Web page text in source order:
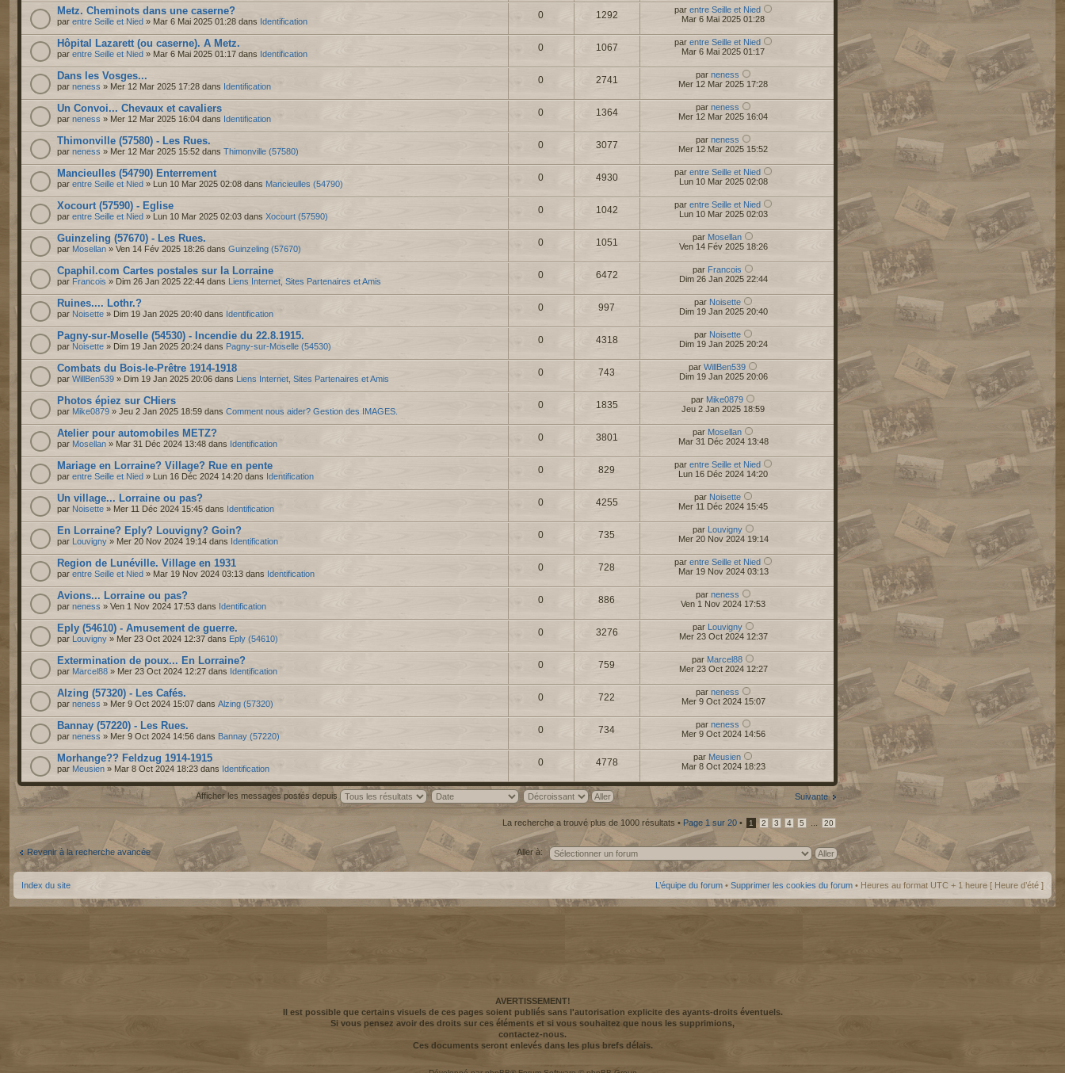
Metz. Cheminots dans une caserne?
par entre Seille et Nied » Mar 6 Mai 2025 01:28 dans Identification
0 1292 par entre Seille et Nied
Mar 6 Mai 2025 01:28
Hôpital Lazarett (ou caserne). A Metz.
par entre Seille et Nied » Mar 6 Mai 2025 01:17 dans Identification
0 1067 par entre Seille et Nied
Mar 6 Mai 2025 01:17
Dans les Vosges...
par neness » Mer 12 Mar 2025 17:28 dans Identification
0 2741 par neness
Mer 12 Mar 2025 17:28
Un Convoi... Chevaux et cavaliers
par neness » Mer 12 Mar 2025 16:04 dans Identification
0 1364 par neness
Mer 12 Mar 2025 16:04
Thimonville (57580) - Les Rues.
par neness » Mer 12 Mar 2025 15:52 dans Thimonville (57580)
0 3077 par neness
Mer 12 Mar 2025 15:52
Mancieulles (54790) Enterrement
par entre Seille et Nied » Lun 10 Mar 2025 02:08 dans Mancieulles (54790)
0 4930 par entre Seille et Nied
Lun 10 Mar 2025 02:08
Xocourt (57590) - Eglise
par entre Seille et Nied » Lun 10 Mar 2025 02:03 dans Xocourt (57590)
0 1042 par entre Seille et Nied
Lun 10 Mar 2025 02:03
Guinzeling (57670) - Les Rues.
par Mosellan » Ven 14 Fév 2025 18:26 dans Guinzeling (57670)
0 1051 par Mosellan
Ven 14 Fév 2025 18:26
Cpaphil.com Cartes postales sur la Lorraine
par Francois » Dim 26 Jan 2025 22:44 dans Liens Internet, Sites Partenaires et Amis
0 6472 par Francois
Dim 26 Jan 2025 22:44
Ruines.... Lothr.?
par Noisette » Dim 19 Jan 2025 20:40 dans Identification
0 997 par Noisette
Dim 19 Jan 2025 20:40
Pagny-sur-Moselle (54530) - Incendie du 22.8.1915.
par Noisette » Dim 19 Jan 2025 20:24 dans Pagny-sur-Moselle (54530)
0 4318 par Noisette
Dim 19 Jan 2025 20:24
Combats du Bois-le-Prêtre 1914-1918
par WillBen539 » Dim 19 Jan 2025 20:06 dans Liens Internet, Sites Partenaires et Amis
0 743 parWillBen539
Dim 19 Jan 2025 20:06
Photos épiez sur CHiers
par Mike0879 » Jeu 2 Jan 2025 18:59 dans Comment nous aider? Gestion des IMAGES.
0 1835 par Mike0879
Jeu 2 Jan 2025 18:59
Atelier pour automobiles METZ?
par Mosellan » Mar 31 Déc 2024 13:48 dans Identification
0 3801 par Mosellan
Mar 31 Déc 2024 13:48
Mariage en Lorraine? Village? Rue en pente
par entre Seille et Nied » Lun 16 Déc 2024 14:20 dans Identification
0 829 par entre Seille et Nied
Lun 16 Déc 2024 14:20
Un village... Lorraine ou pas?
par Noisette » Mer 11 Déc 2024 15:45 dans Identification
0 4255 par Noisette
Mer 11 Déc 2024 15:45
En Lorraine? Eply? Louvigny? Goin?
par Louvigny » Mer 20 Nov 2024 19:14 dans Identification
0 735 par Louvigny
Mer 20 Nov 2024 19:14
Region de Lunéville. Village en 1931
par entre Seille et Nied » Mar 19 Nov 2024 03:13 dans Identification
0 728 par entre Seille et Nied
Mar 19 Nov 2024 03:13
Avions... Lorraine ou pas?
par neness » Ven 1 Nov 2024 17:53 dans Identification
0 886 par neness
Ven 1 Nov 2024 17:53
Eply (54610) - Amusement de guerre.
par Louvigny » Mer 23 Oct 2024 12:37 dans Eply (54610)
0 3276 par Louvigny
Mer 23 Oct 2024 12:37
Extermination de poux... En Lorraine?
par Marcel88 » Mer 23 Oct 2024 12:27 dans Identification
0 759 par Marcel88
Mer 23 Oct 2024 12:27
Alzing (57320) - Les Cafés.
par neness » Mer 9 Oct 2024 15:07 dans Alzing (57320)
0 722 par neness
Mer 9 Oct 2024 15:07
Bannay (57220) - Les Rues.
par neness » Mer 9 Oct 2024 14:56 dans Bannay (57220)
0 734 par neness
Mer 9 Oct 2024 14:56
Morhange?? Feldzug 1914-1915
par Meusien » Mar 8 Oct 2024 18:23 dans Identification
0 4778 par Meusien
Mar 8 Oct 2024 18:23
Suivante
Afficher les messages postés depuis
La recherche a trouvé plus de 1000 résultats • Page 1 sur 20• 1 2 3 4 5 20
Revenir à la recherche avancée Aller à:
Index du site L’équipe du forum • Supprimer les cookies du forum • Heures au format UTC + 1 heure [ Heure d’été ]
AVERTISSEMENT!
Il est possible que certains visuels de ces pages soient publiés sans l'autorisation explicite des ayants-droits éventuels.
Si vous pensez avoir des droits sur ces éléments et si vous souhaitez que nous les supprimions,
contactez-nous.
Ces documents seront enlevés dans les plus brefs délais.